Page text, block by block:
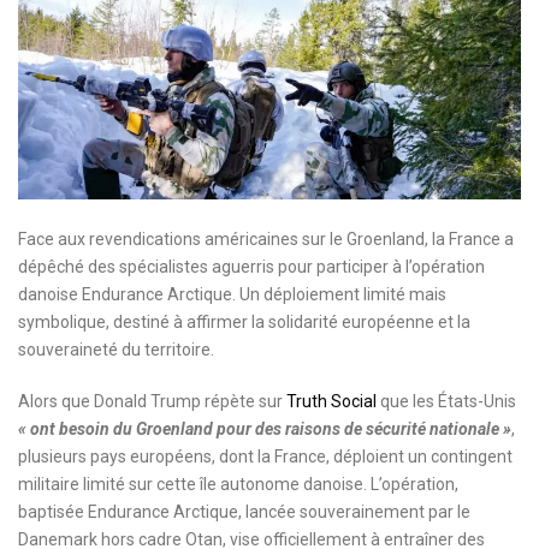
Face aux revendications américaines sur le Groenland, la France a
dépêché des spécialistes aguerris pour participer à l’opération
danoise Endurance Arctique. Un déploiement limité mais
symbolique, destiné à affirmer la solidarité européenne et la
souveraineté du territoire.
Alors que Donald Trump répète surTruth Social que les États-Unis
«ont besoin du Groenlandpour des raisons de sécurité nationale »,
plusieurs pays européens, dont la France, déploient un contingent
militaire limité sur cette île autonome danoise. L’opération,
baptisée Endurance Arctique, lancée souverainement par le
Danemark hors cadre Otan, vise officiellement à entraîner des